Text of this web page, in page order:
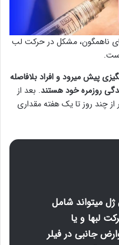
ناهمگون، مشکل در حرکت لب
پیش میرود و افراد بلافاصله
روزمره خود هستند. بعد از
از چند روز تا یک هفته مقداری
میتواند شامل
لبها و یا
جانبی در فیلر